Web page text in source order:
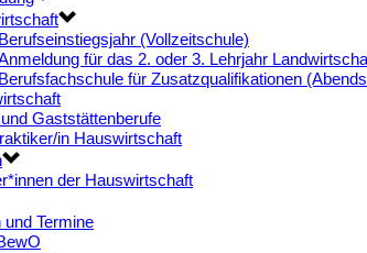
Berufseinstiegsjahr (Vollzeitschule)
für das 2. oder 3. Lehrjahr
Berufsfachschule für Zusatzqualifikationen
Gaststättenberufe
in Hauswirtschaft
der Hauswirtschaft
Termine